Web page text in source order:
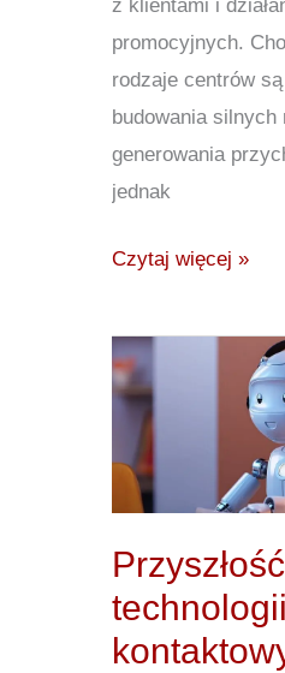
z klientami i
promocyjnych.
rodzaje centrów
budowania silnych
generowania
jednak
Czytaj więcej »
Przyszłość
Przyszłość
technologii
centrów
kontaktowych:
trendy,
które
warto
zwrócić